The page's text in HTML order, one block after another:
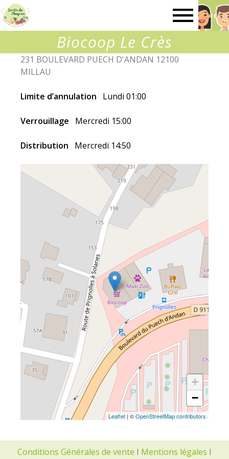
du
Biocoop Le Crès
231 BOULEVARD PUECH D'ANDAN 12100
MILLAU
Limite d’annulation Lundi 01:00
Verrouillage Mercredi 15:00
Distribution Mercredi 14:50
+
−
Leaflet | ©OpenStreetMap contributors
Conditions Générales de vente I Mentions légales I